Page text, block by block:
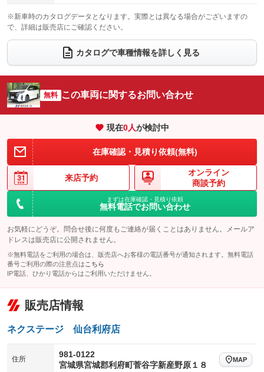
電動格納サードシート
：装備なし シートヒーター
：装備なし
ウォークスルー
電動リアゲート フロントカメラ
：装備なし
シートエアコン
：装備なし 全周囲カメラ
：装備なし
サイドカメラ
：装備なし ルーフレール
：装備なし
エアサスペンション ヘッドライトウォッシャー
※新車時のカタログデータとなります。実際とは異なる場合がございますの
で、詳細は販売店にご確認ください。
カタログで車種情報を詳しく見る
無料 この車両に関するお問い合わせ
現在0人が検討中
在庫確認・見積り依頼(無料)
来店予約
オンライン
商談予約
まずは在庫確認・見積り依頼
無料電話でお問い合わせ
お気軽にどうぞ。問合せ後に何度もご連絡が届くことはありません。メールア
ドレスは販売店に公開されません。
※無料電話をご利用の場合は、販売店へお客様の電話番号が通知されます。無料電話
番号ご利用の際の注意点は こちら
IP電話、ひかり電話からはご利用いただけません。
販売店情報
ネクステージ 仙台利府店
住所
981-0122
宮城県宮城郡利府町菅谷字新産野原１８
MAP